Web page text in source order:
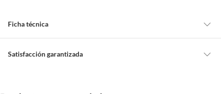
Ficha técnica
Acabado
Satisfacción garantizada
Todas las compras que realices en Sodimac están sujetas al beneficio de